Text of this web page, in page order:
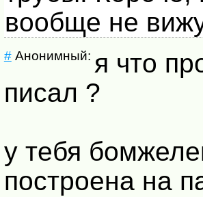
вообще не
#Анонимный: я что
писал ?
у тебя
построена на